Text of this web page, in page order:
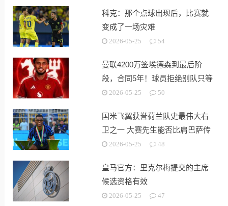
科克：那个点球出现后，比赛就
变成了一场灾难
2026-05-25 54
曼联4200万签埃德森到最后阶
段，合同5年！球员拒绝别队只等
红魔
2026-05-25 50
国米飞翼获誉荷兰队史最伟大右
卫之一 大赛先生能否比肩巴萨传
奇2026-05-25 48
皇马官方：里克尔梅提交的主席
候选资格有效
2026-05-25 47